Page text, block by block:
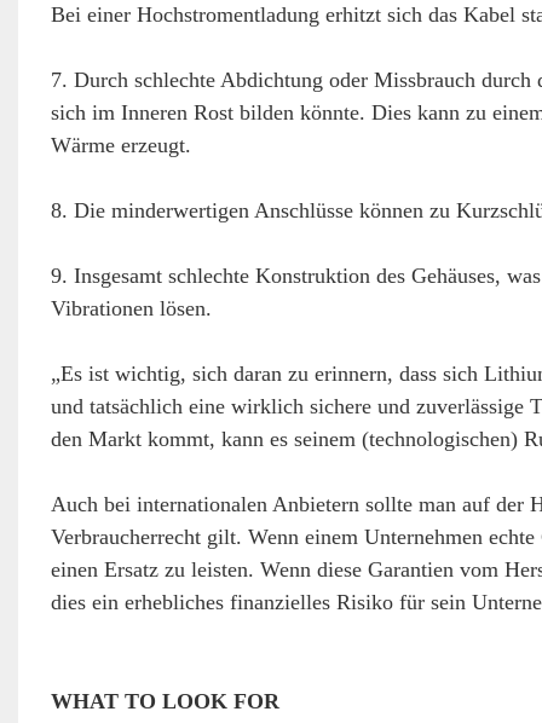
Bei einer Hochstromentladung erhitzt sich das Kabel
7. Durch schlechte Abdichtung oder Missbrauch
sich im Inneren Rost bilden könnte. Dies kann zu
Wärme erzeugt.
8. Die minderwertigen Anschlüsse können zu
9. Insgesamt schlechte Konstruktion des Gehäuses,
Vibrationen lösen.
„Es ist wichtig, sich daran zu erinnern, dass sich
und tatsächlich eine wirklich sichere und zuverlässige
den Markt kommt, kann es seinem (technologischen)
Auch bei internationalen Anbietern sollte man auf der
Verbraucherrecht gilt. Wenn einem Unternehmen
einen Ersatz zu leisten. Wenn diese Garantien vom
dies ein erhebliches finanzielles Risiko für sein
WHAT TO LOOK FOR